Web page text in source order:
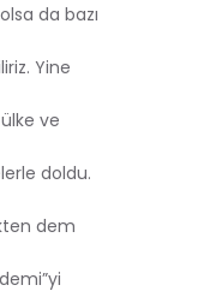
da bazı
Yine
ve
doldu.
dem